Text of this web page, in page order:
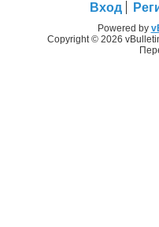
Вход
Powered by
Copyright © 2026